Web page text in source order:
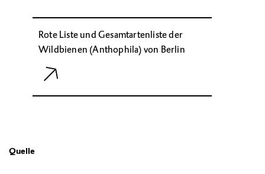
Rote Liste und Gesamtartenliste der
Wildbienen (Anthophila) von Berlin
Quelle